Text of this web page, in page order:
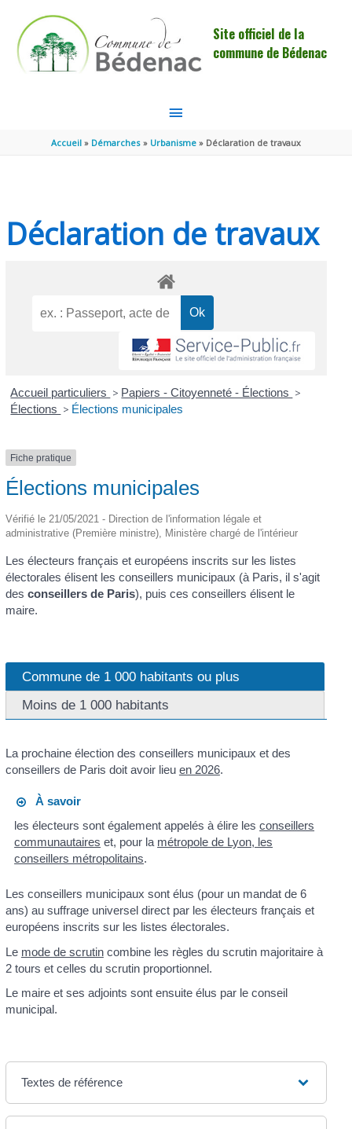
Site officiel de la
commune de Bédenac
MENU
PRINCIPAL
Accueil Démarches Urbanisme Déclaration de travaux
Déclaration de travaux
Accueil particuliers > Papiers - Citoyenneté - Élections >
Élections > Élections municipales
Fiche pratique
Élections municipales
Vérifié le 21/05/2021 - Direction de l'information légale et
administrative (Première ministre), Ministère chargé de l'intérieur
Les électeurs français et européens inscrits sur les listes
électorales élisent les conseillers municipaux (à Paris, il s'agit
des conseillers de Paris), puis ces conseillers élisent le
maire.
Commune de 1 000 habitants ou plus
Moins de 1 000 habitants
La prochaine élection des conseillers municipaux et des
conseillers de Paris doit avoir lieu en 2026.
À savoir
les électeurs sont également appelés à élire lesconseillers
communautaires et, pour la métropole de Lyon, les
conseillers métropolitains.
Les conseillers municipaux sont élus (pour un mandat de 6
ans) au suffrage universel direct par les électeurs français et
européens inscrits sur les listes électorales.
Le mode de scrutincombine les règles du scrutin majoritaire à
2 tours et celles du scrutin proportionnel.
Le maire et ses adjoints sont ensuite élus par le conseil
municipal.
Textes de référence